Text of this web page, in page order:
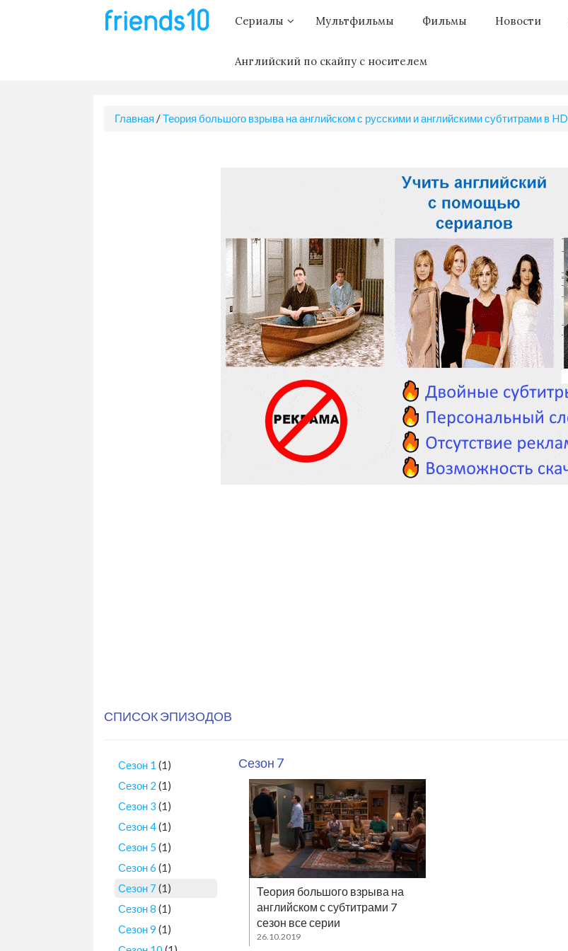
Сериалы Мультфильмы Фильмы Новости
Английский по скайпу с носителем
Главная /Теория большого взрыва на английском с русскими и английскими субтитрами в HD
СПИСОК ЭПИЗОДОВ
Сезон 1 (1)
Сезон 2 (1)
Сезон 3 (1)
Сезон 4(1)
Сезон 5 (1)
Сезон 6 (1)
Сезон 7 (1)
Сезон 8 (1)
Сезон 9 (1)
Сезон 7
Теория большого взрыва на
английском с субтитрами 7
сезон все серии
26.10.2019